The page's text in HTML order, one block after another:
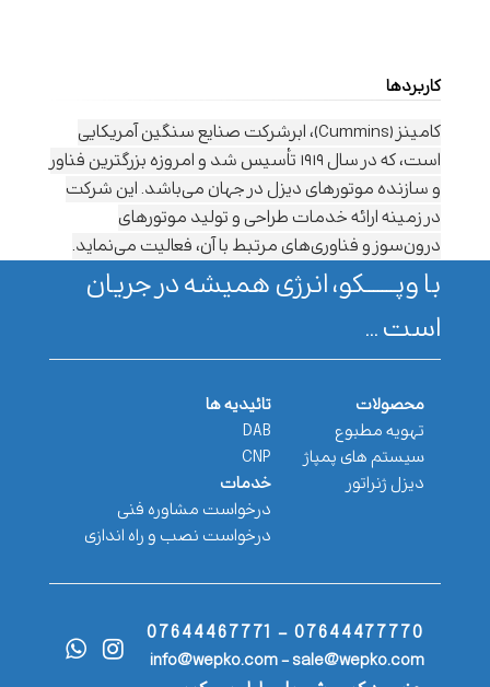
کاربردها
کامینز (Cummins)، ابرشرکت صنایع سنگین آمریکایی
است، که در سال ۱۹۱۹ تأسیس شد و امروزه بزرگترین فناور
و سازنده موتورهای دیزل در جهان می‌باشد. این شرکت
در زمینه ارائه خدمات طراحی و تولید موتورهای
درون‌سوز و فناوری‌های مرتبط با آن، فعالیت می‌نماید.
با وپـــــــکو، انرژی همیشه در جریان
است ...
محصولات
تهویه مطبوع
سیستم های پمپاژ
دیزل ژنراتور
تائیدیه ها
DAB
CNP
خدمات
درخواست مشاوره فنی
درخواست نصب و راه اندازی
07644477770 - 07644467771
info@wepko.com - sale@wepko.com